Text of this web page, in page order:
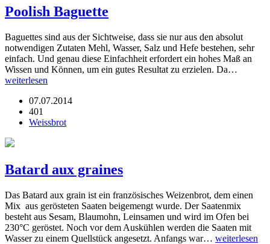
Poolish Baguette
Baguettes sind aus der Sichtweise, dass sie nur aus den absolut
notwendigen Zutaten Mehl, Wasser, Salz und Hefe bestehen, sehr
einfach. Und genau diese Einfachheit erfordert ein hohes Maß an
Wissen und Können, um ein gutes Resultat zu erzielen. Da…
weiterlesen
07.07.2014
401
Weissbrot
Batard aux graines
Das Batard aux grain ist ein französisches Weizenbrot, dem einen
Mix aus gerösteten Saaten beigemengt wurde. Der Saatenmix
besteht aus Sesam, Blaumohn, Leinsamen und wird im Ofen bei
230°C geröstet. Noch vor dem Auskühlen werden die Saaten mit
Wasser zu einem Quellstück angesetzt. Anfangs war… weiterlesen